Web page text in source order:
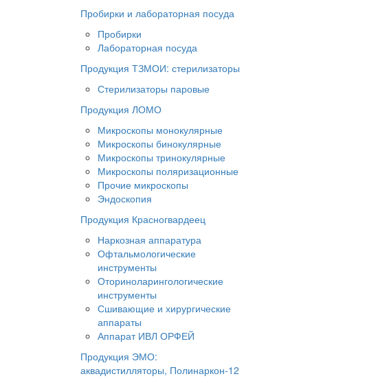
Пробирки и лабораторная посуда
Пробирки
Лабораторная посуда
Продукция ТЗМОИ: стерилизаторы
Стерилизаторы паровые
Продукция ЛОМО
Микроскопы монокулярные
Микроскопы бинокулярные
Микроскопы тринокулярные
Микроскопы поляризационные
Прочие микроскопы
Эндоскопия
Продукция Красногвардеец
Наркозная аппаратура
Офтальмологические
инструменты
Оториноларингологические
инструменты
Сшивающие и хирургические
аппараты
Аппарат ИВЛ ОРФЕЙ
Продукция ЭМО:
аквадистилляторы, Полинаркон-12